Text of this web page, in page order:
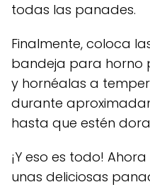
todas las panades.
Finalmente, coloca
bandeja para horno
y hornéalas a
durante
hasta que estén
¡Y eso es todo!
unas deliciosas